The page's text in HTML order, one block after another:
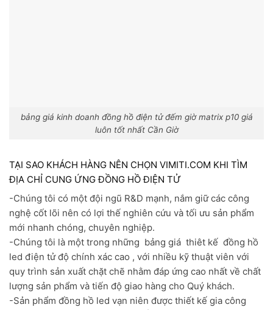
bảng giá kinh doanh đồng hồ điện tử đếm giờ matrix p10 giá
luôn tốt nhất Cần Giờ
TẠI SAO KHÁCH HÀNG NÊN CHỌN VIMITI.COM KHI TÌM
ĐỊA CHỈ CUNG ỨNG ĐỒNG HỒ ĐIỆN TỬ
-Chúng tôi có một đội ngũ R&D mạnh, nắm giữ các công
nghệ cốt lõi nên có lợi thế nghiên cứu và tối ưu sản phẩm
mới nhanh chóng, chuyên nghiệp.
-Chúng tôi là một trong những bảng giá thiêt kế đồng hồ
led điện tử độ chính xác cao , với nhiều kỹ thuật viên với
quy trình sản xuất chặt chẽ nhằm đáp ứng cao nhất về chất
lượng sản phẩm và tiến độ giao hàng cho Quý khách.
-Sản phẩm đồng hồ led vạn niên được thiết kế gia công